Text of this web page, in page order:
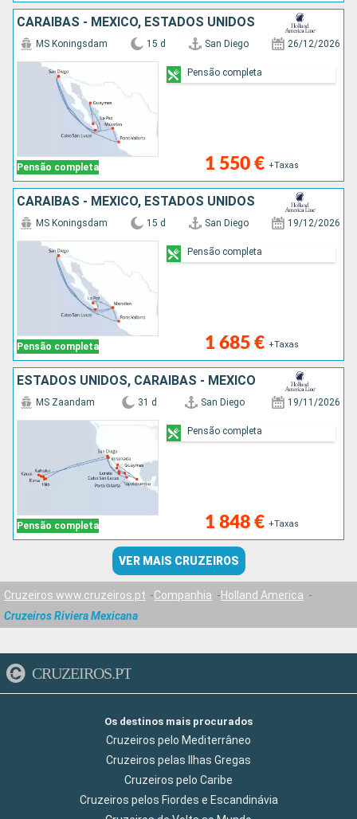
CARAIBAS - MEXICO, ESTADOS UNIDOS
Pensão completa
MS Koningsdam 15 d San Diego 26/12/2026
1 550 € +Taxas
Pensão completa
CARAIBAS - MEXICO, ESTADOS UNIDOS
Pensão completa
MS Koningsdam 15 d San Diego 19/12/2026
1 685 € +Taxas
Pensão completa
ESTADOS UNIDOS, CARAIBAS - MEXICO
Pensão completa
MS Zaandam 31 d San Diego 19/11/2026
1 848 € +Taxas
Pensão completa
VER MAIS CRUZEIROS
Cruzeiros www.cruzeiros.pt Companhia
Holland America
Cruzeiros Riviera Mexicana
CRUZEIROS.PT
Os destinos mais procurados
Cruzeiros pelo Mediterrâneo
Cruzeiros pelas Ilhas Gregas
Cruzeiros pelo Caribe
Cruzeiros pelos Fiordes e Escandinávia